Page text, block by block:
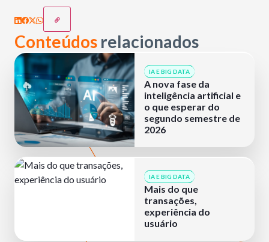
Conteúdos relacionados
IA E BIG DATA
A nova fase da
inteligência artificial e
o que esperar do
segundo semestre de
2026
IA E BIG DATA
Mais do que
transações,
experiência do
usuário